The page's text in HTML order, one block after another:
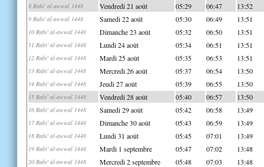
8 Rabi' al-awwal 1448 Vendredi 21 août 05:29 06:47 13:52
9 Rabi' al-awwal 1448 Samedi 22 août 05:30 06:49 13:51
10 Rabi' al-awwal 1448 Dimanche 23 août 05:32 06:50 13:51
11 Rabi' al-awwal 1448 Lundi 24 août 05:34 06:51 13:51
12 Rabi' al-awwal 1448 Mardi 25 août 05:35 06:53 13:51
13 Rabi' al-awwal 1448 Mercredi 26 août 05:37 06:54 13:50
14 Rabi' al-awwal 1448 Jeudi 27 août 05:39 06:55 13:50
15 Rabi' al-awwal 1448 Vendredi 28 août 05:40 06:57 13:50
16 Rabi' al-awwal 1448 Samedi 29 août 05:42 06:58 13:49
17 Rabi' al-awwal 1448 Dimanche 30 août 05:43 06:59 13:49
18 Rabi' al-awwal 1448 Lundi 31 août 05:45 07:01 13:49
19 Rabi' al-awwal 1448 Mardi 1 septembre 05:47 07:02 13:48
20 Rabi' al-awwal 1448 Mercredi 2 septembre 05:48 07:03 13:48